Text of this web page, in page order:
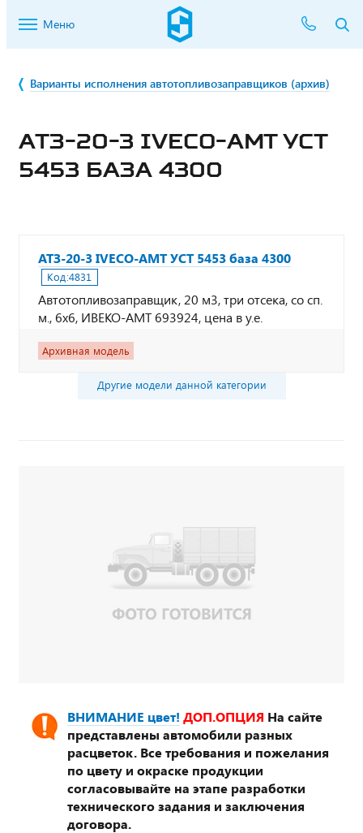
Меню
Варианты исполнения автотопливозаправщиков (архив)
АТЗ-20-3 IVECO-АМТ УСТ
5453 БАЗА 4300
АТЗ-20-3 IVECO-АМТ УСТ 5453 база 4300
Код:4831
Автотопливозаправщик, 20 м3, три отсека, со сп.
м., 6х6, ИВЕКО-АМТ 693924, цена в у.е.
Архивная модель
Другие модели данной категории
ВНИМАНИЕ цвет! ДОП.ОПЦИЯ На сайте
представлены автомобили разных
расцветок. Все требования и пожелания
по цвету и окраске продукции
согласовывайте на этапе разработки
технического задания и заключения
договора.